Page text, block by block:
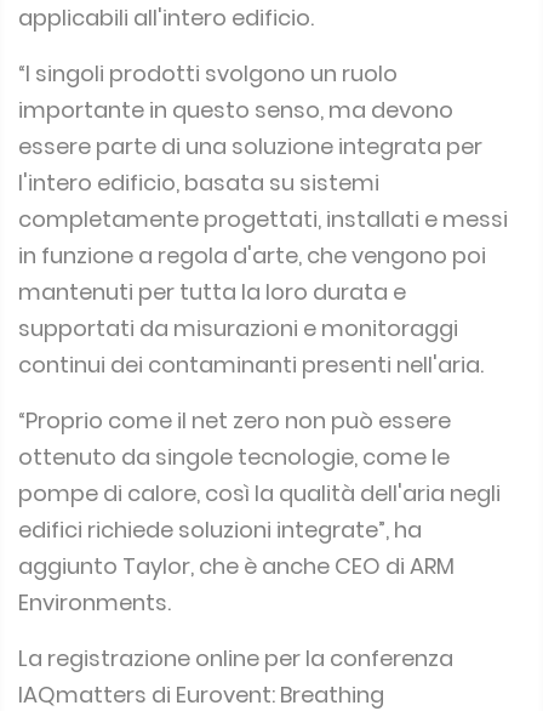
applicabili all'intero edificio.
“I singoli prodotti svolgono un ruolo
importante in questo senso, ma devono
essere parte di una soluzione integrata per
l'intero edificio, basata su sistemi
completamente progettati, installati e messi
in funzione a regola d'arte, che vengono poi
mantenuti per tutta la loro durata e
supportati da misurazioni e monitoraggi
continui dei contaminanti presenti nell'aria.
“Proprio come il net zero non può essere
ottenuto da singole tecnologie, come le
pompe di calore, così la qualità dell'aria negli
edifici richiede soluzioni integrate”, ha
aggiunto Taylor, che è anche CEO di ARM
Environments.
La registrazione online per la conferenza
IAQmatters di Eurovent: Breathing